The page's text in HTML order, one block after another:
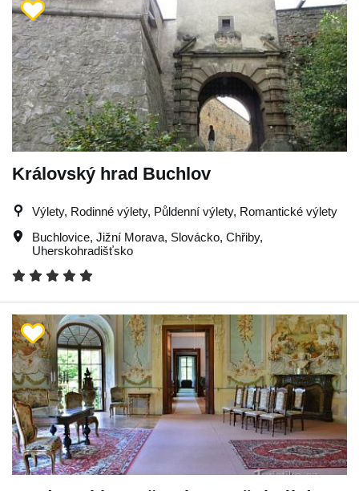
Královský hrad Buchlov
Výlety, Rodinné výlety, Půldenní výlety, Romantické výlety
Buchlovice, Jižní Morava, Slovácko, Chřiby,
Uherskohradišťsko